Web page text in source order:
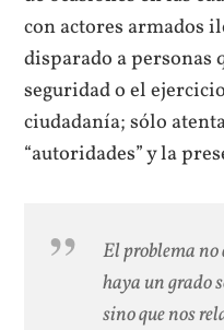
con actores armados
disparado a personas
seguridad o el
ciudadanía; sólo
“autoridades” y la
El problema no
haya un grado
sino que nos